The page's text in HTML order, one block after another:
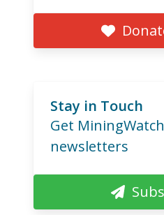
Stay in Touch
Get
newsletters